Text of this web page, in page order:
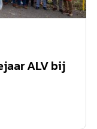
ALV bij